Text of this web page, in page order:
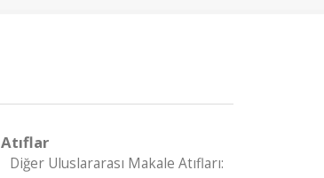
Atıflar
Diğer Uluslararası Makale Atıfları: